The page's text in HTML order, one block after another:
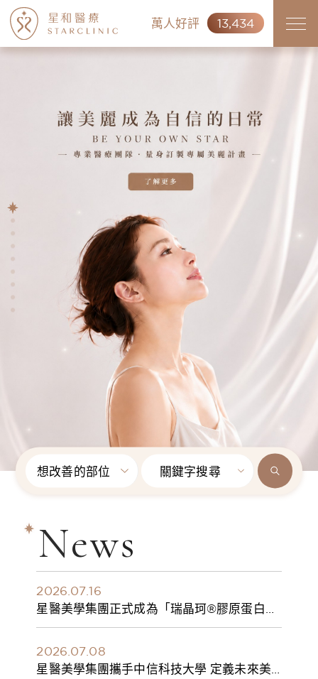
萬人好評 13,434
想改善的部位 關鍵字搜尋
News
2026.07.16
星醫美學集團正式成為「瑞晶珂®膠原蛋白植
入劑」台灣獨家總代理
2026.07.08
星醫美學集團攜手中信科技大學 定義未來美